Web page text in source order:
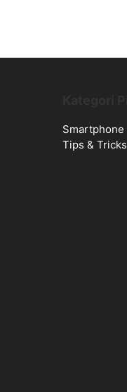
Smartphone
Tips & Tricks